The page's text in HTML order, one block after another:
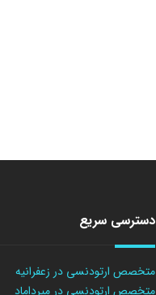
دسترسی سریع
متخصص ارتودنسی در زعفرانیه
متخصص ارتودنسی در میرداماد